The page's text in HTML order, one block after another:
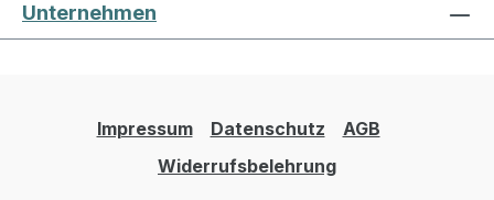
Unternehmen
Impressum Datenschutz
AGB
Widerrufsbelehrung